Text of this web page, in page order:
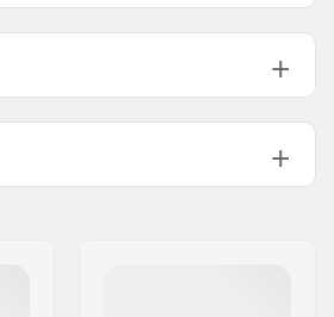
25T
19mm, 22mm, Pultti